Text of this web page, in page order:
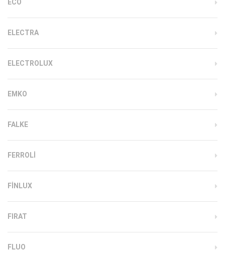
ECO
ELECTRA
ELECTROLUX
EMKO
FALKE
FERROLI
FINLUX
FIRAT
FLUO